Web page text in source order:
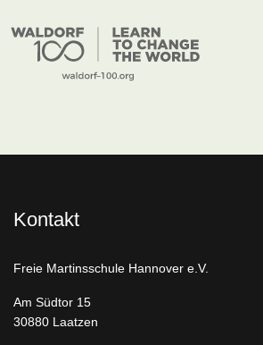
Kontakt
Freie Martinsschule Hannover e.V.
Am Südtor 15
30880 Laatzen